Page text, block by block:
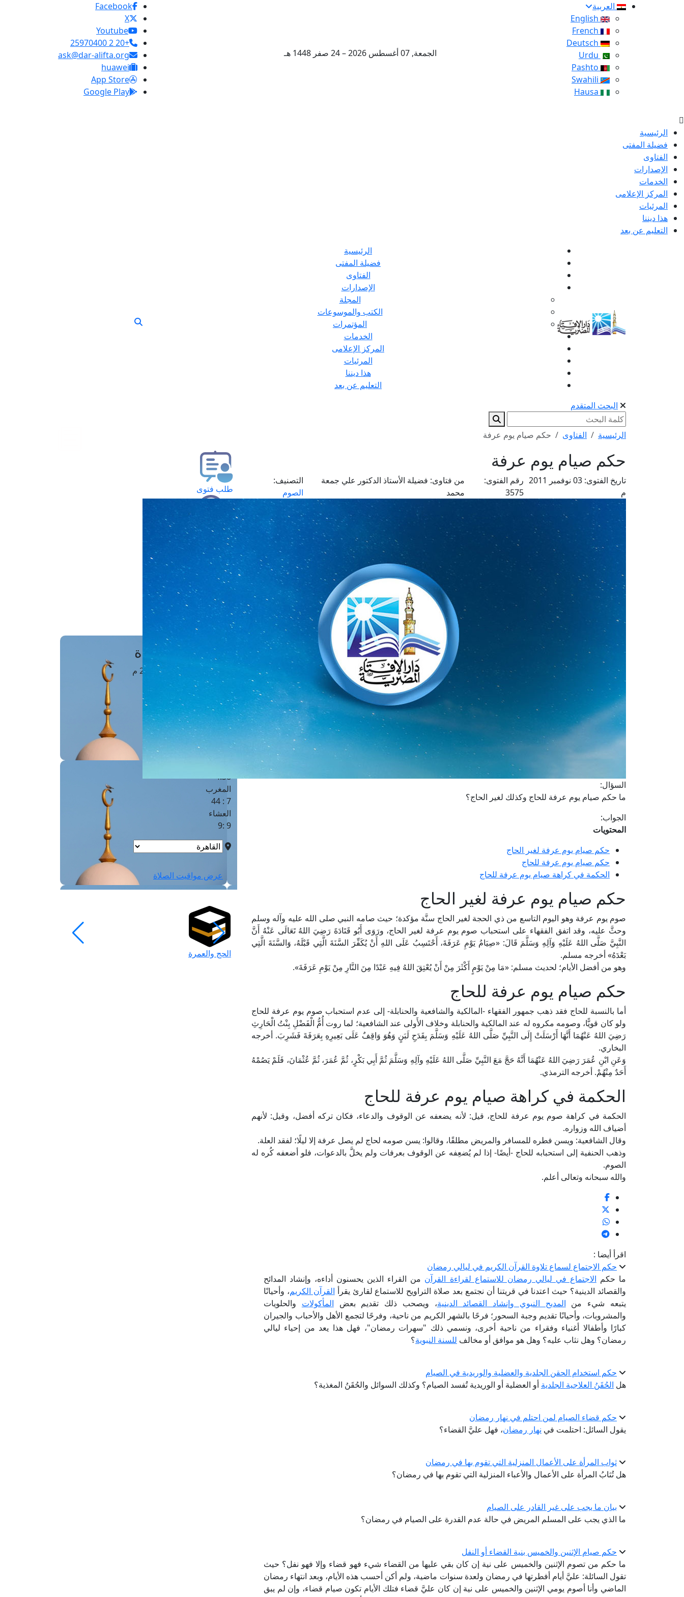
العربية
الجمعة, 07 أغسطس 2026 – 24 صفر 1448 هـ
Facebook
X
Youtube
+20 2 25970400
ask@dar-alifta.org
huawei
App Store
Google Play
الرئيسية
فضيلة المفتى
الفتاوى
الإصدارات
الخدمات
المركز الإعلامى
المرئيات
هذا ديننا
التعليم عن بعد
الرئيسية
فضيلة المفتى
الفتاوى
الإصدارات
المجلة
الكتب والموسوعات
المؤتمرات
الخدمات
المركز الإعلامى
المرئيات
هذا ديننا
التعليم عن بعد
البحث المتقدم
الرئيسية الفتاوى حكم صيام يوم عرفة
حكم صيام يوم عرفة
تاريخ الفتوى:
03 نوفمبر 2011
م
رقم الفتوى:
3575
من فتاوى: فضيلة الأستاذ الدكتور علي جمعة
محمد
التصنيف:
الصوم
السؤال:
ما حكم صيام يوم عرفة للحاج وكذلك لغير الحاج؟
الجواب:
المحتويات
حكم صيام يوم عرفة لغير الحاج
حكم صيام يوم عرفة للحاج
الحكمة في كراهة صيام يوم عرفة للحاج
حكم صيام يوم عرفة لغير الحاج
صوم يوم عرفة وهو اليوم التاسع من ذي الحجة لغير الحاج سنَّة مؤكدة؛ حيث صامه النبي صلى الله عليه وآله وسلم
وحثَّ عليه، وقد اتفق الفقهاء على استحباب صوم يوم عرفة لغير الحاج، ورَوَى أَبُو قَتَادَةَ رَضِيَ اللهُ تَعَالَى عَنْهُ أَنَّ
النَّبِيَّ صَلَّى اللهُ عَلَيْهِ وَآلِهِ وَسَلَّمَ قَالَ: «صِيَامُ يَوْمِ عَرَفَةَ، أَحْتَسِبُ عَلَى اللهِ أَنْ يُكَفِّرَ السَّنَةَ الَّتِي قَبْلَهُ، وَالسَّنَةَ الَّتِي
بَعْدَهُ» أخرجه مسلم.
وهو من أفضل الأيام؛ لحديث مسلم: «مَا مِنْ يَوْمٍ أَكْثَرَ مِنْ أَنْ يُعْتِقَ اللهُ فِيهِ عَبْدًا مِنَ النَّارِ مِنْ يَوْمِ عَرَفَةَ».
حكم صيام يوم عرفة للحاج
أما بالنسبة للحاج فقد ذهب جمهور الفقهاء -المالكية والشافعية والحنابلة- إلى عدم استحباب صوم يوم عرفة للحاج
ولو كان قويًّا، وصومه مكروه له عند المالكية والحنابلة وخلاف الأَولى عند الشافعية؛ لما روت أُمُّ الْفَضْلِ بِنْتُ الْحَارِثِ
رَضِيَ اللهُ عَنْهُمَا أَنَّهَا أَرْسَلَتْ إِلَى النَّبِيِّ صَلَّى اللهُ عَلَيْهِ وَسَلَّمَ بِقَدَحِ لَبَنٍ وَهُوَ وَاقِفٌ عَلَى بَعِيرِهِ بِعَرَفَةَ فَشَرِبَ. أخرجه
البخاري.
وَعَنِ ابْنِ عُمَرَ رَضِيَ اللهُ عَنْهُمَا أَنَّهُ حَجَّ مَعَ النَّبِيِّ صَلَّى اللهُ عَلَيْهِ وآلِهِ وَسَلَّمَ ثُمَّ أَبِي بَكْرٍ، ثُمَّ عُمَرَ، ثُمَّ عُثْمَانَ، فَلَمْ يَصُمْهُ
أَحَدٌ مِنْهُمْ. أخرجه الترمذي.
الحكمة في كراهة صيام يوم عرفة للحاج
الحكمة في كراهة صوم يوم عرفة للحاج، قيل: لأنه يضعفه عن الوقوف والدعاء، فكان تركه أفضل، وقيل: لأنهم
أضياف الله وزواره.
وقال الشافعية: ويسن فطره للمسافر والمريض مطلقًا، وقالوا: يسن صومه لحاج لم يصل عرفة إلا ليلًا؛ لفقد العلة.
وذهب الحنفية إلى استحبابه للحاج -أيضًا- إذا لم يُضعِفه عن الوقوف بعرفات ولم يخلَّ بالدعوات، فلو أضعفه كُره له
الصوم.
والله سبحانه وتعالى أعلم.
اقرأ أيضا :
حكم الاجتماع لسماع تلاوة القرآن الكريم في ليالي رمضان
ما حكم الاجتماع في ليالي رمضان للاستماع لقراءة القرآن من القراء الذين يحسنون أداءه، وإنشاد المدائح
والقصائد الدينية؟ حيث اعتدنا في قريتنا أن نجتمع بعد صلاة التراويح للاستماع لقارئ يقرأ القرآن الكريم، وأحيانًا
يتبعه شيء من المديح النبوي وإنشاد القصائد الدينية، ويصحب ذلك تقديم بعض المأكولات والحلويات
والمشروبات، وأحيانًا تقديم وجبة السحور؛ فرحًا بالشهر الكريم من ناحية، وفرحًا لتجمع الأهل والأحباب والجيران
كبارًا وأطفالا أغنياء وفقراء من ناحية أخرى، ونسمي ذلك "سهرات رمضان"، فهل هذا يعد من إحياء ليالي
رمضان؟ وهل نثاب عليه؟ وهل هو موافق أو مخالف للسنة النبوية؟
حكم استخدام الحقن الجلدية والعضلية والوريدية في الصيام
هل الحُقَنُ العلاجية الجلدية أو العضلية أو الوريدية تُفسد الصيام؟ وكذلك السوائل والحُقَنُ المغذية؟
حكم قضاء الصيام لمن احتلم في نهار رمضان
يقول السائل: احتلمت في نهار رمضان، فهل عليَّ القضاء؟
ثواب المرأة على الأعمال المنزلية التي تقوم بها في رمضان
هل تُثابُ المرأة على الأعمال والأعباء المنزلية التي تقوم بها في رمضان؟
بيان ما يجب على غير القادر على الصيام
ما الذي يجب على المسلم المريض في حالة عدم القدرة على الصيام في رمضان؟
حكم صيام الإثنين والخميس بنية القضاء أو النفل
ما حكم من تصوم الإثنين والخميس على نية إن كان بقي عليها من القضاء شيء فهو قضاء وإلا فهو نفل؟ حيث
تقول السائلة: عليَّ أيام أفطرتها في رمضان ولعدة سنوات ماضية، ولم أكن أحسب هذه الأيام، وبعد انتهاء رمضان
الماضي وأنا أصوم يومي الإثنين والخميس على نية إن كان عليَّ قضاء فتلك الأيام تكون صيام قضاء، وإن لم يبق
طلب فتوى
استعلام عن فتوى
حجز موعد
الفتوى الهاتفية
مَواقِيتُ الصَّـــلاة
القاهرة · 07 أغسطس 2026 م
4 :41
الشروق
6 :17
4:38
المغرب
7 : 44
العشاء
9 :9
عرض مواقيت الصلاة
الحج والعمرة